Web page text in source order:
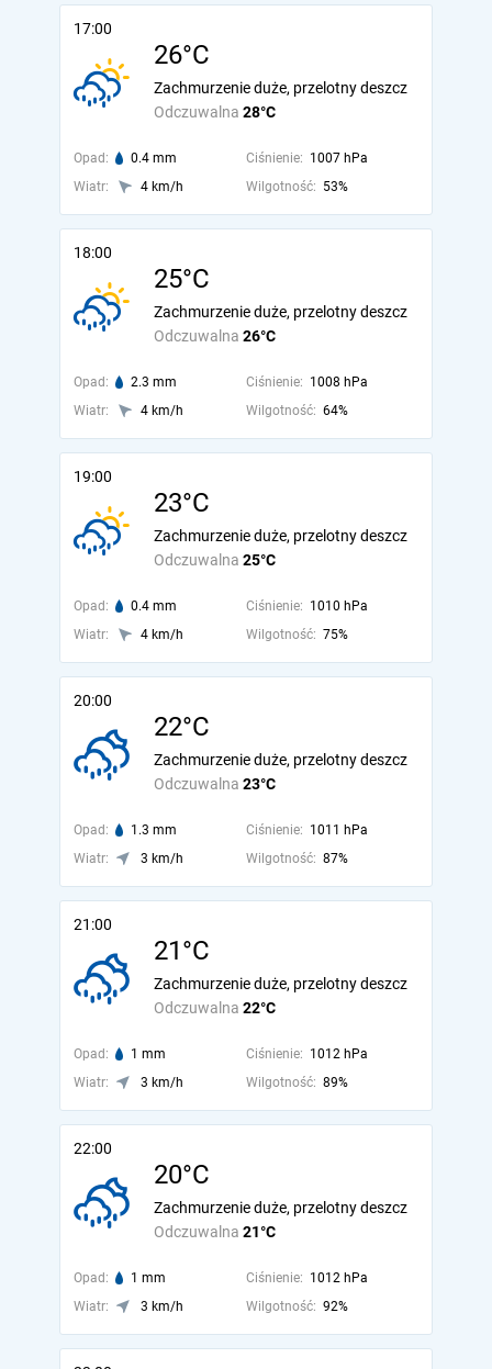
17:00
26°C
Odczuwalna 28°C
Zachmurzenie duże, przelotny deszcz
Opad: 0.4 mm Ciśnienie: 1007 hPa
Wiatr:
4 km/h Wilgotność: 53%
18:00
25°C
Odczuwalna 26°C
Zachmurzenie duże, przelotny deszcz
Opad: 2.3 mm Ciśnienie: 1008 hPa
Wiatr:
4 km/h Wilgotność: 64%
19:00
23°C
Odczuwalna 25°C
Zachmurzenie duże, przelotny deszcz
Opad: 0.4 mm Ciśnienie: 1010 hPa
Wiatr:
4 km/h Wilgotność: 75%
20:00
22°C
Odczuwalna 23°C
Zachmurzenie duże, przelotny deszcz
Opad: 1.3 mm Ciśnienie: 1011 hPa
Wiatr:
3 km/h Wilgotność: 87%
21:00
21°C
Odczuwalna 22°C
Zachmurzenie duże, przelotny deszcz
Opad: 1 mm Ciśnienie: 1012 hPa
Wiatr:
3 km/h Wilgotność: 89%
22:00
20°C
Odczuwalna 21°C
Zachmurzenie duże, przelotny deszcz
Opad: 1 mm Ciśnienie: 1012 hPa
Wiatr:
3 km/h Wilgotność: 92%